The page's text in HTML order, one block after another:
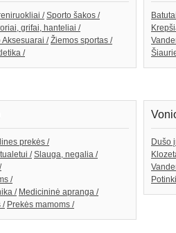
/ Sporto šakos /
grifai, hanteliai /
Aksesuarai / Žiemos sportas /
/
prekės /
/ Slauga, negalia /
/
/ Medicininė apranga /
/ Prekės mamoms /
Dušo